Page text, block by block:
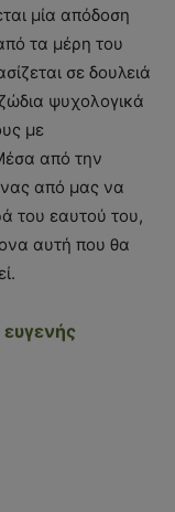
μία απόδοση
τα μέρη του
σε δουλειά
ψυχολογικά
με
από την
από μας να
του εαυτού του,
αυτή που θα